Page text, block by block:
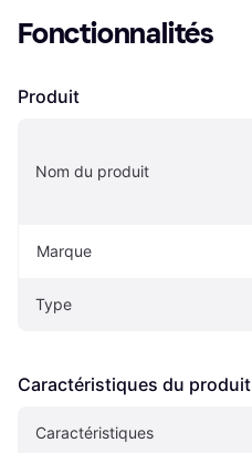
Fonctionnalités
Produit
Nom du produit
Marque
Type
Caractéristiques du produit
Caractéristiques